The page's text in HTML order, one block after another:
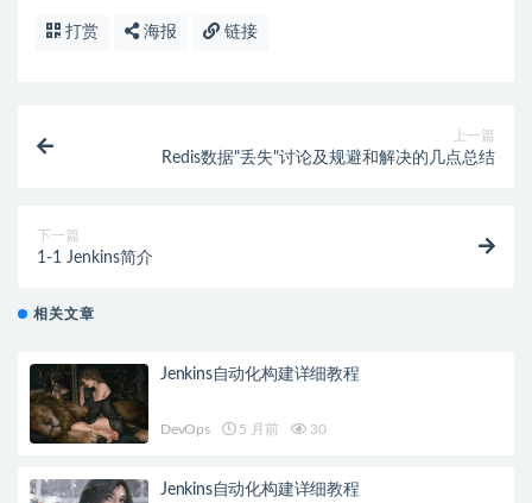
打赏 海报 链接
上一篇
Redis数据"丢失"讨论及规避和解决的几点总结
下一篇
1-1 Jenkins简介
相关文章
Jenkins自动化构建详细教程
DevOps 5 月前 30
Jenkins自动化构建详细教程